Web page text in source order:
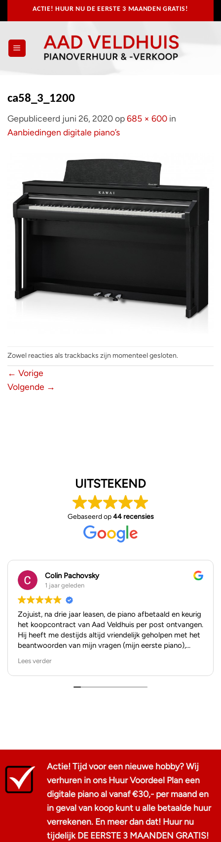
naar
ACTIE! HUUR NU DE EERSTE 3 MAANDEN GRATIS!
ca58_3_1200
Gepubliceerd juni 26, 2020op685 × 600 in
Aanbiedingen digitale piano’s
Zowel reacties als trackbacks zijn momenteel gesloten.
← Vorige
Volgende →
UITSTEKEND
Gebaseerd op44 recensies
Colin Pachovsky
1 jaar geleden
Zojuist, na drie jaar leasen, de piano afbetaald en keurig
het koopcontract van Aad Veldhuis per post ontvangen.
Hij heeft me destijds altijd vriendelijk geholpen met het
beantwoorden van mijn vragen (mijn eerste piano),
ervaren.
Lees verder
Actie! Tijd voor een nieuwe hobby? Wij
verhuren in ons Huur Voordeel Plan een
digitale piano al vanaf €30,- per maand en
in geval van koop kunt u alle betaalde huur
verrekenen. En meer dan dat! Huur nu
tijdelijk DE EERSTE 3 MAANDEN GRATIS!